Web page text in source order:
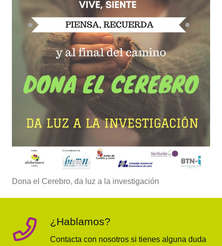
Dona el Cerebro, da luz a la investigación
¿Hablamos?
Contacta con nosotros si tienes alguna duda